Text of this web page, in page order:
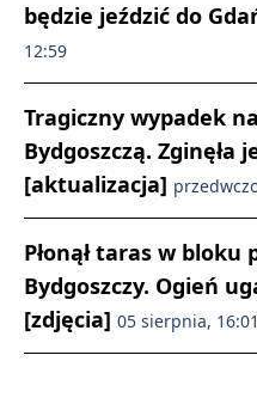
będzie jeździć do
12:59
Tragiczny wypadek
Bydgoszczą. Zginęła
[aktualizacja]
Płonął taras w
Bydgoszczy. Ogień
[zdjęcia] 05 sierpnia, 16:01